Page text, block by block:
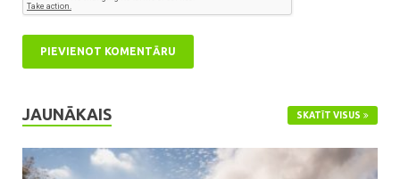
JAUNĀKAIS SKATĪT VISUS